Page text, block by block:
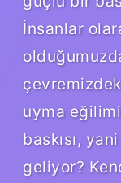
İnsanlar
uyma
baskısı,
geliyor?